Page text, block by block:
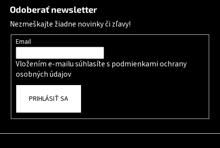
Odoberať newsletter
Nezmeškajte žiadne novinky či zľavy!
Email
Vložením e-mailu súhlasíte s podmienkami ochrany
osobných údajov
PRIHLÁSIŤ SA